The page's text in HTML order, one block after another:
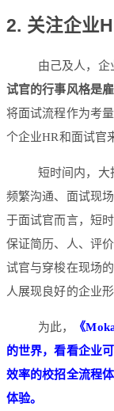
2. 关注企业
由己及人，企
试官的行事风格是
将面试流程作为考
个企业HR和面试官
短时间内，大
频繁沟通、面试现
于面试官而言，短
保证简历、人、评
试官与穿梭在现场
人展现良好的企业
为此，
《
的世界，看看企业
效率的校招全流程
体验。